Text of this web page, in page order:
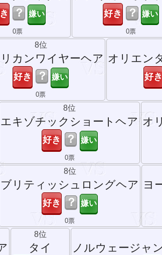
？
0票
？
0票
8位
カンワイヤーヘア
？
0票
オリエン
8位
エキゾチックショートヘア
？
0票
オ
8位
ブリティッシュロングヘア
？
0票
ヨ
8位
タイ
ノルウェージャ